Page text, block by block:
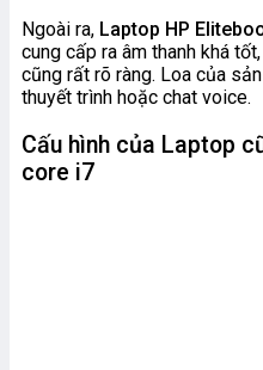
Ngoài ra, Laptop HP
cung cấp ra âm thanh khá
cũng rất rõ ràng. Loa của
thuyết trình hoặc chat voice.
Cấu hình của Laptop
core i7